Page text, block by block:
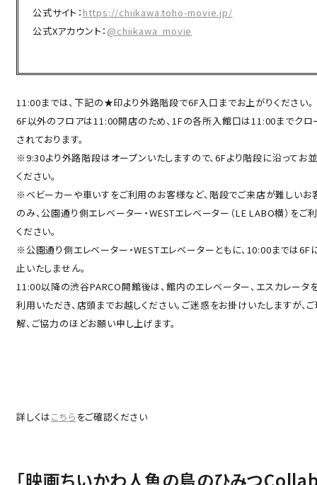
FAQ
ARCHIVE
Language
中文（繁）
公式サイト： https://chiikawa.toho-movie.jp/
公式Xアカウント： @chiikawa_movie
11:00までは、下記の★印より外路階段で6F入口までお上がりください。
6F以外のフロアは11:00開店のため、1Fの各所入館口は11:00までクロ
されております。
※9:30より外路階段はオープンいたしますので、6Fより階段に沿ってお
ください。
※ベビーカーや車いすをご利用のお客様など、階段でご来店が難しいお
のみ、公園通り側エレベーター・WESTエレベーター（LE LABO横）をご
ください。
※公園通り側エレベーター・WESTエレベーターともに、10:00までは6F
止いたしません。
11:00以降の渋谷PARCO開館後は、館内のエレベーター、エスカレータ
利用いただき、店頭までお越しください。ご迷惑をお掛けいたしますが、
解、ご協力のほどお願い申し上げます。
詳しくはこちら をご確認ください
「映画ちいかわ人魚の島のひみつ